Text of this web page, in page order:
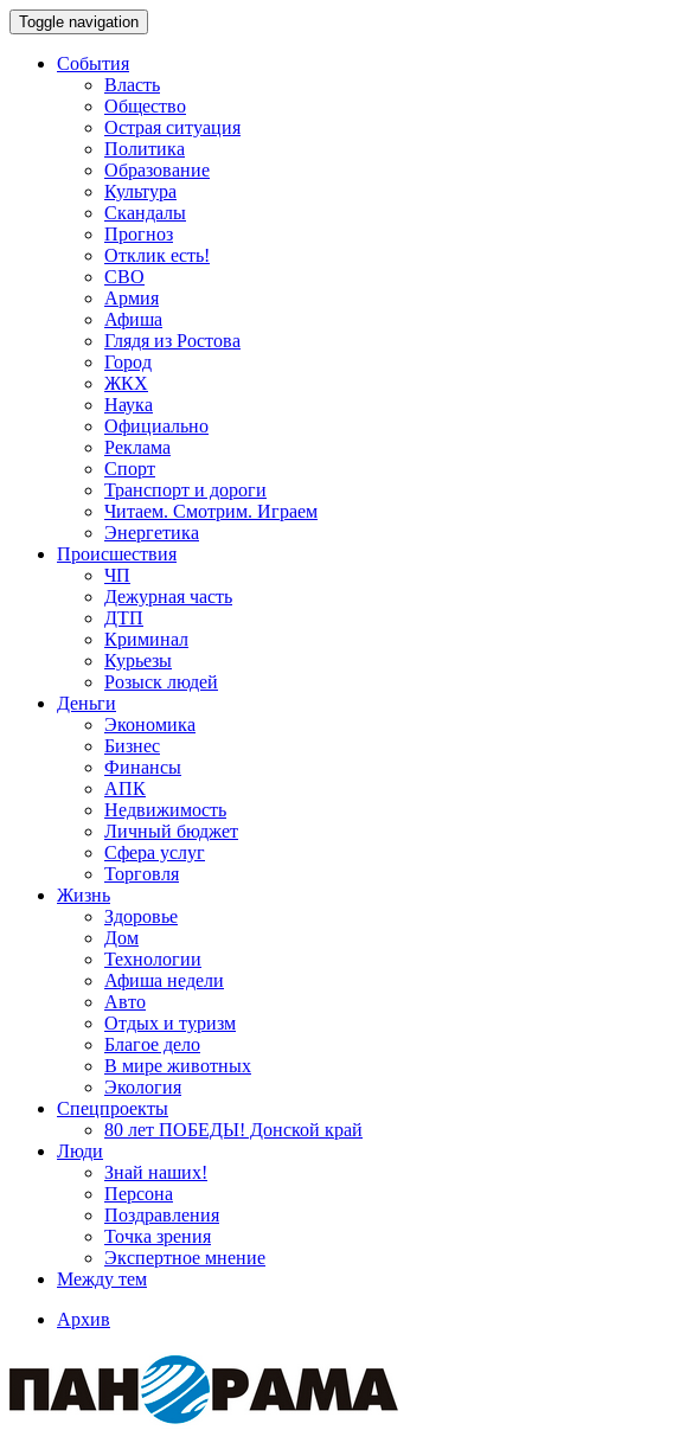
Toggle navigation
События
Власть
Общество
Острая ситуация
Политика
Образование
Культура
Скандалы
Прогноз
Отклик есть!
СВО
Армия
Афиша
Глядя из Ростова
Город
ЖКХ
Наука
Официально
Реклама
Спорт
Транспорт и дороги
Читаем. Смотрим. Играем
Энергетика
Происшествия
ЧП
Дежурная часть
ДТП
Криминал
Курьезы
Розыск людей
Деньги
Экономика
Бизнес
Финансы
АПК
Недвижимость
Личный бюджет
Сфера услуг
Торговля
Жизнь
Здоровье
Дом
Технологии
Афиша недели
Авто
Отдых и туризм
Благое дело
В мире животных
Экология
Спецпроекты
80 лет ПОБЕДЫ! Донской край
Люди
Знай наших!
Персона
Поздравления
Точка зрения
Экспертное мнение
Между тем
Архив